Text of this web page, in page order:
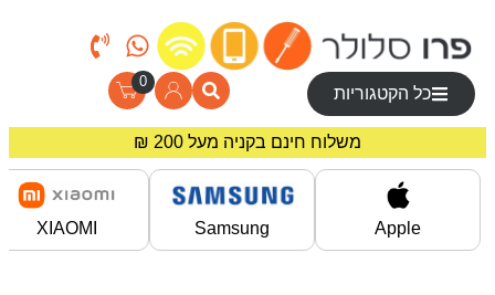
כל הקטגוריות
0
משלוח חינם בקניה מעל 200 ₪
מחירים מיוחדים לרוכשים באתר!
Apple
Samsung
XIAOMI